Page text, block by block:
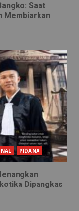
Saat
Membiarkan
PIDANA
Dipangkas